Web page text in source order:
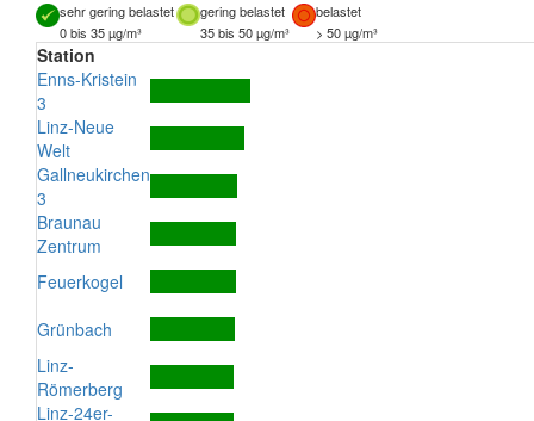
sehr gering belastet gering belastet
belastet
0 bis 35 µg/m³
35 bis 50 µg/m³ > 50 µg/m³
Station
Enns-Kristein
3
Linz-Neue
Welt
Gallneukirchen
3
Braunau
Zentrum
Feuerkogel
Grünbach
Linz-
Römerberg
Linz-24er-